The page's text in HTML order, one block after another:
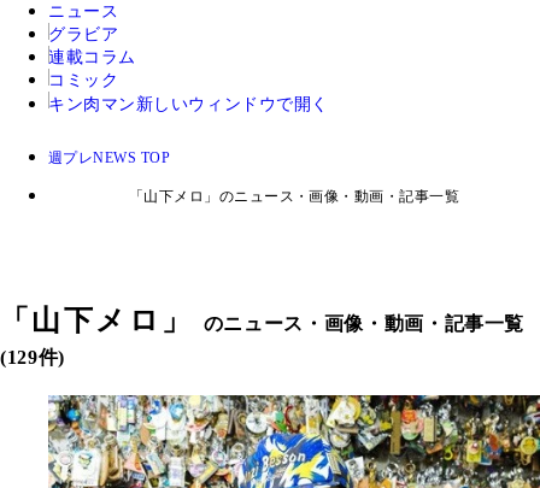
ニュース
グラビア
連載コラム
コミック
キン肉マン 新しいウィンドウで開く
週プレNEWS TOP
「山下メロ」のニュース・画像・動画・記事一覧
「 山下メロ 」
のニュース・画像・動画・記事一覧
(129件)